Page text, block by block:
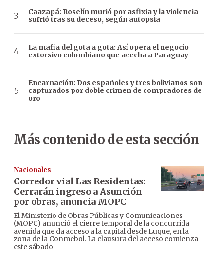
Caazapá: Roselín murió por asfixia y la violencia
sufrió tras su deceso, según autopsia
La mafia del gota a gota: Así opera el negocio
extorsivo colombiano que acecha a Paraguay
Encarnación: Dos españoles y tres bolivianos son
capturados por doble crimen de compradores de
oro
Más contenido de esta sección
Nacionales
Corredor vial Las Residentas:
Cerrarán ingreso a Asunción
por obras, anuncia MOPC
El Ministerio de Obras Públicas y Comunicaciones
(MOPC) anunció el cierre temporal de la concurrida
avenida que da acceso a la capital desde Luque, en la
zona de la Conmebol. La clausura del acceso comienza
este sábado.